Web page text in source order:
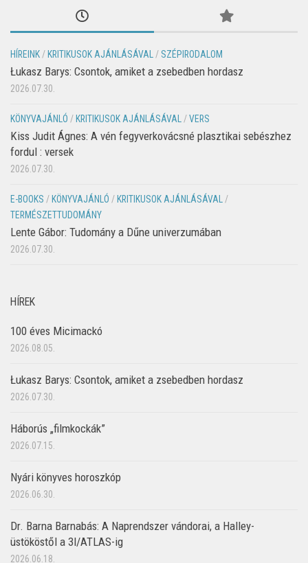
HÍREINK/ KRITIKUSOK AJÁNLÁSÁVAL/ SZÉPIRODALOM
Łukasz Barys: Csontok, amiket a zsebedben hordasz
2026.07.30.
KÖNYVAJÁNLÓ / KRITIKUSOK AJÁNLÁSÁVAL/VERS
Kiss Judit Ágnes: A vén fegyverkovácsné plasztikai sebészhez
fordul : versek
2026.07.30.
E-BOOKS / KÖNYVAJÁNLÓ / KRITIKUSOK AJÁNLÁSÁVAL/
TERMÉSZETTUDOMÁNY
Lente Gábor: Tudomány a Dűne univerzumában
2026.07.30.
HÍREK
100 éves Micimackó
2026.08.05.
Łukasz Barys: Csontok, amiket a zsebedben hordasz
2026.07.30.
Háborús „filmkockák”
2026.07.15.
Nyári könyves horoszkóp
2026.06.30.
Dr. Barna Barnabás: A Naprendszer vándorai, a Halley-
üstököstől a 3I/ATLAS-ig
2026.06.18.